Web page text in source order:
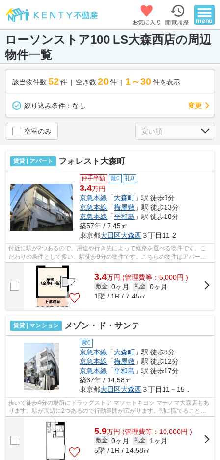
ローソンストア100 LS大森西店の周辺
物件一覧
該当物件数 52件 空き数 20 件 1～30 件を表示
絞り込み条件： なし 変更
空室のみ
賃貸 | アパート フォレスト大森町
仲手半額 敷0 礼0
3.4万円
京急本線 「大森町 」駅 徒歩9分
京急本線 「梅屋敷 」駅 徒歩13分
京急本線 「平和島 」駅 徒歩18分
築57年 / 7.45㎡
東京都大田区大森西３丁目11-2
付近に駅が2つあるので、用途や行き先によって経路を選べる物件です。こ
だわりの条件として多い、駅徒歩9分の物件です。こちらの物件はアパート
です。ATMに行かずとも、初期費用や家賃...
3.4万円 (管理費等：5,000円 )
敷金 0ヶ月 礼金 0ヶ月
1階 / 1R / 7.45㎡
賃貸 | マンション メゾン・ド・サンテ
敷0
京急本線 「大森町 」駅 徒歩8分
京急本線 「梅屋敷 」駅 徒歩12分
京急本線 「平和島 」駅 徒歩17分
築37年 / 14.58㎡
東京都大田区大森西３丁目11－15．
歩いて徒歩4分の場所にドラッグストア マツモトキヨシ マチノマ大森店もあ
ります。駅が周辺に2つあるので行動範囲が広がります。朝に慌てることな
く行動するために駅から徒歩8分の駅近...
5.9万円 (管理費等：10,000円 )
敷金 0ヶ月 礼金
1ヶ月
5階 / 1R / 14.58㎡